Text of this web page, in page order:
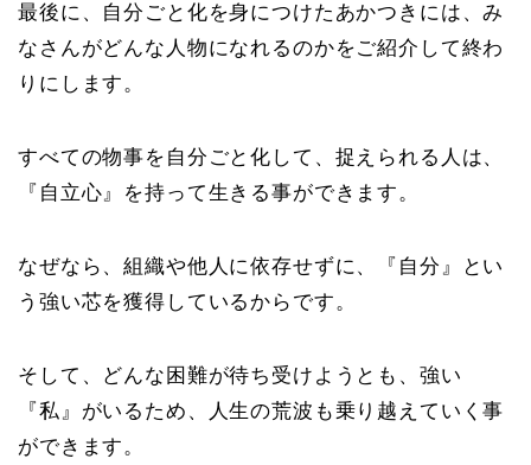
最後に、自分ごと化を身につけたあかつきには、み
なさんがどんな人物になれるのかをご紹介して終わ
りにします。
すべての物事を自分ごと化して、捉えられる人は、
『自立心』を持って生きる事ができます。
なぜなら、組織や他人に依存せずに、『自分』とい
う強い芯を獲得しているからです。
そして、どんな困難が待ち受けようとも、強い
『私』がいるため、人生の荒波も乗り越えていく事
ができます。